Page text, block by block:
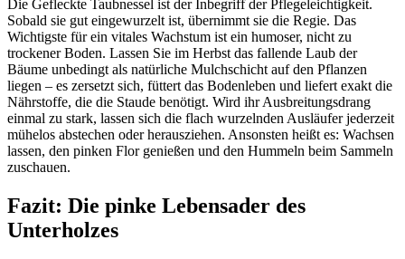
Die Gefleckte Taubnessel ist der Inbegriff der Pflegeleichtigkeit.
Sobald sie gut eingewurzelt ist, übernimmt sie die Regie. Das
Wichtigste für ein vitales Wachstum ist ein humoser, nicht zu
trockener Boden. Lassen Sie im Herbst das fallende Laub der
Bäume unbedingt als natürliche Mulchschicht auf den Pflanzen
liegen – es zersetzt sich, füttert das Bodenleben und liefert exakt die
Nährstoffe, die die Staude benötigt. Wird ihr Ausbreitungsdrang
einmal zu stark, lassen sich die flach wurzelnden Ausläufer jederzeit
mühelos abstechen oder herausziehen. Ansonsten heißt es: Wachsen
lassen, den pinken Flor genießen und den Hummeln beim Sammeln
zuschauen.
Fazit: Die pinke Lebensader des
Unterholzes